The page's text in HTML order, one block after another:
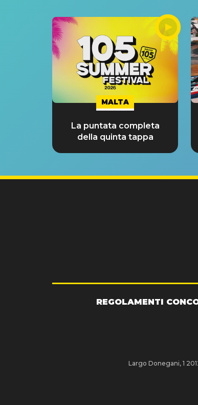
MALTA
La puntata completa
della quinta tappa
REGOLAMENTI
Largo Donegani, 1